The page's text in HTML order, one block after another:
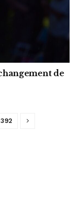
de
392